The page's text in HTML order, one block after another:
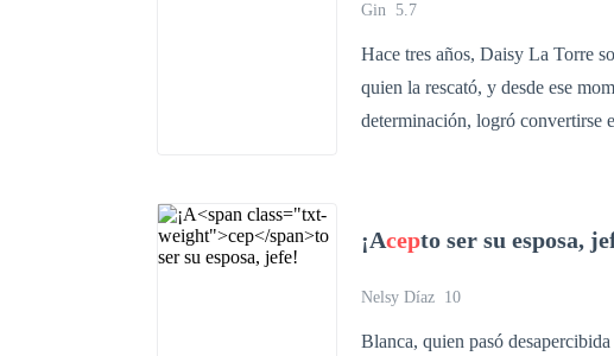
Gin 5.7
Hace tres años, Daisy La Torre
quien la rescató, y desde ese
determinación, logró convertirse
juntar. Ahora, Daisy lleva una vida secreta y está comprometida con el mejor amigo de
Fernando. Por lo que este,
¡Acepto ser su esposa,
Nelsy Díaz 10
Blanca, quien pasó